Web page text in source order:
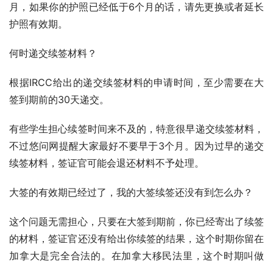
月，如果你的护照已经低于6个月的话，请先更换或者延长
护照有效期。
何时递交续签材料？
根据IRCC给出的递交续签材料的申请时间，至少需要在大
签到期前的30天递交。
有些学生担心续签时间来不及的，特意很早递交续签材料，
不过悠问网提醒大家最好不要早于3个月。因为过早的递交
续签材料，签证官可能会退还材料不予处理。
大签的有效期已经过了，我的大签续签还没有到怎么办？
这个问题无需担心，只要在大签到期前，你已经寄出了续签
的材料，签证官还没有给出你续签的结果，这个时期你留在
加拿大是完全合法的。在加拿大移民法里，这个时期叫做